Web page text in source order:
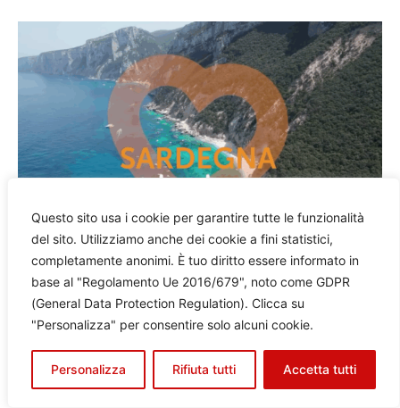
Questo sito usa i cookie per garantire tutte le funzionalità
del sito. Utilizziamo anche dei cookie a fini statistici,
completamente anonimi. È tuo diritto essere informato in
base al "Regolamento Ue 2016/679", noto come GDPR
(General Data Protection Regulation). Clicca su
"Personalizza" per consentire solo alcuni cookie.
Personalizza Rifiuta tutti Accetta tutti